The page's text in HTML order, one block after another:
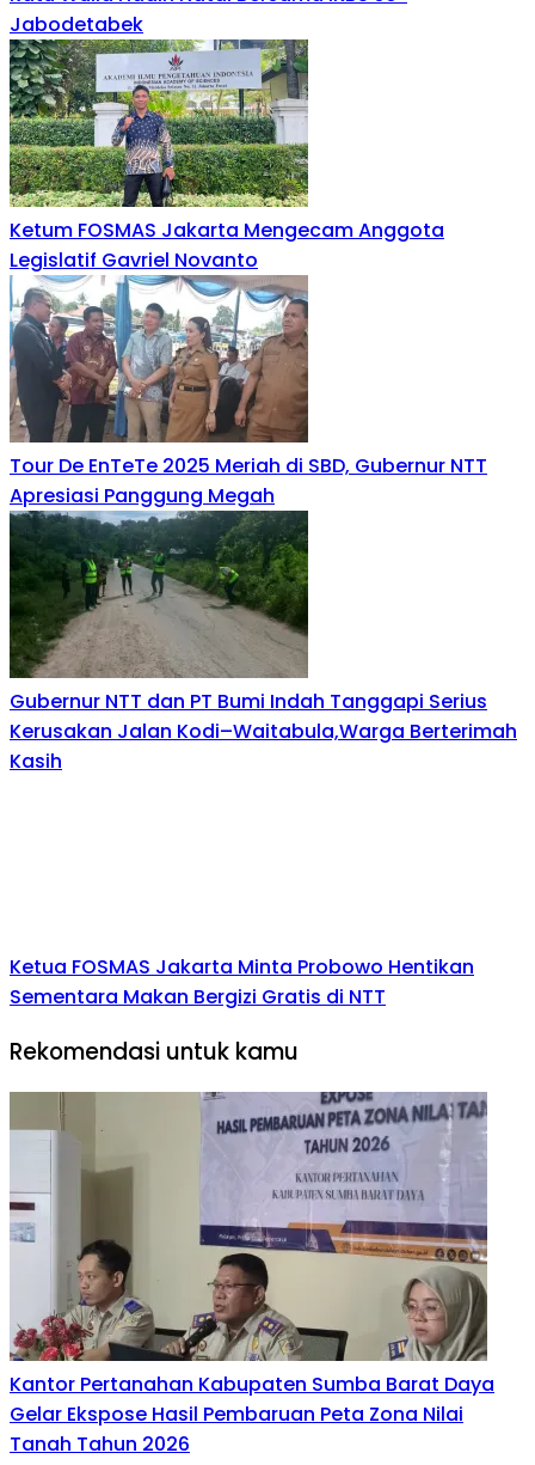
Jabodetabek
Ketum FOSMAS Jakarta Mengecam Anggota
Legislatif Gavriel Novanto
Tour De EnTeTe 2025 Meriah di SBD, Gubernur NTT
Apresiasi Panggung Megah
Gubernur NTT dan PT Bumi Indah Tanggapi Serius
Kerusakan Jalan Kodi–Waitabula,Warga Berterimah
Kasih
Ketua FOSMAS Jakarta Minta Probowo Hentikan
Sementara Makan Bergizi Gratis di NTT
Rekomendasi untuk kamu
Kantor Pertanahan Kabupaten Sumba Barat Daya
Gelar Ekspose Hasil Pembaruan Peta Zona Nilai
Tanah Tahun 2026